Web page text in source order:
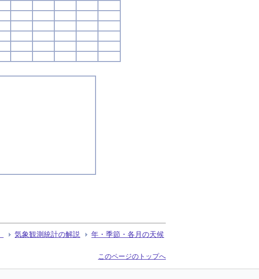
気象観測統計の解説 年・季節・各月の天候
このページのトップへ